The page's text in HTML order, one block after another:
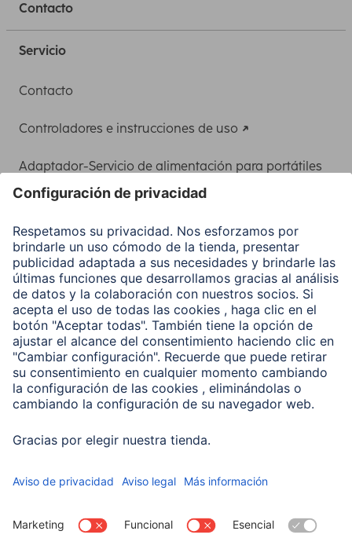
Contacto
Servicio
Contacto
Controladores e instrucciones de uso
Adaptador-Servicio de alimentación para portátiles
Clientes online
Conviértete en distribuidor
Compañía
Historia de la empresa
Hama en todo el Mundo
Sostenibilidad
Business-Portal